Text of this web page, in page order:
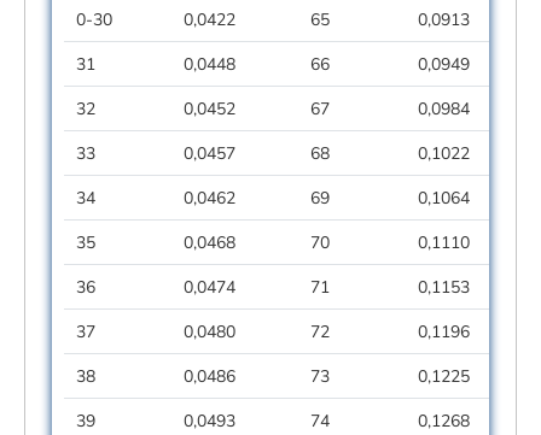
0-30 0,0422 65
0,0913
31
0,0448 66
0,0949
32
0,0452 67
0,0984
33
0,0457 68
0,1022
34
0,0462 69
0,1064
35
0,0468 70
0,1110
36
0,0474 71
0,1153
37
0,0480 72
0,1196
38
0,0486 73
0,1225
39
0,0493 74
0,1268